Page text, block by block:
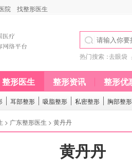
院 找整形医生
热门搜索：去眼袋
整形医生 整形资讯 整形优
耳部整形 吸脂整形 私密整形 胸部整形
> 广东整形医生 > 黄丹丹
黄丹丹